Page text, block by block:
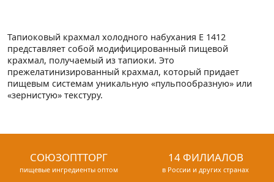
Тапиоковый крахмал холодного набухания Е 1412
представляет собой модифицированный пищевой
крахмал, получаемый из тапиоки. Это
прежелатинизированный крахмал, который придает
пищевым системам уникальную «пульпообразную» или
«зернистую» текстуру.
СОЮЗОПТТОРГ
пищевые ингредиенты оптом
14 ФИЛИАЛОВ
в России и других странах